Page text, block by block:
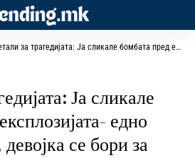
за трагедијата: Ја сликале бомбата пред експлозијата- едно момче загина, девојка се бори за живот
Ја сликале
едно
се бори за